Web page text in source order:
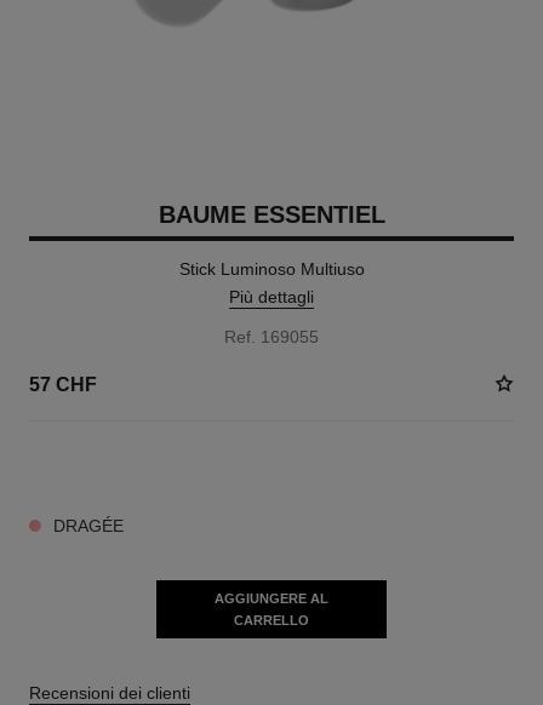
BAUME ESSENTIEL
Stick Luminoso Multiuso
Più dettagli
Ref. 169055
57 CHF
DRAGÉE
AGGIUNGERE AL
CARRELLO
Recensioni dei clienti